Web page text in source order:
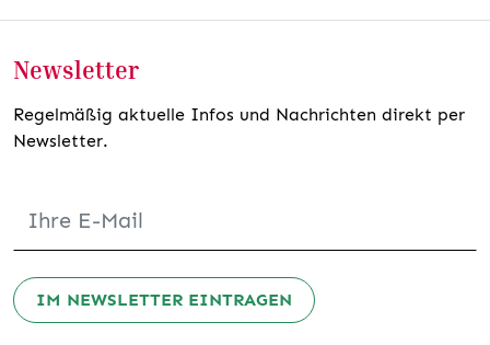
Newsletter
Regelmäßig aktuelle Infos und Nachrichten direkt per
Newsletter.
IM NEWSLETTER EINTRAGEN